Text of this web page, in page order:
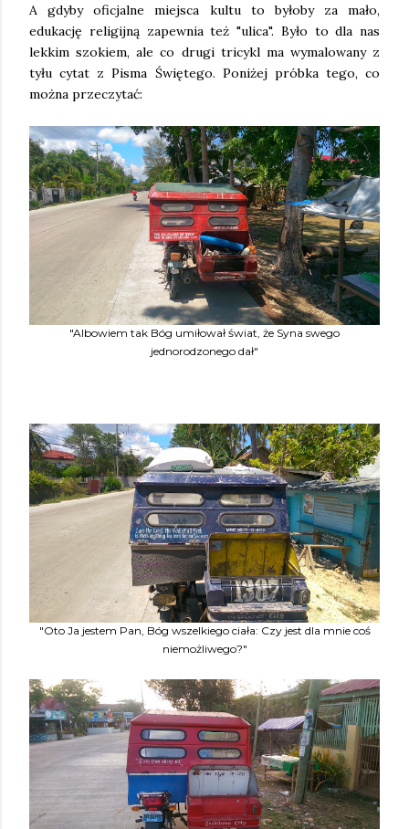
A gdyby oficjalne miejsca kultu to byłoby za mało,
edukację religijną zapewnia też "ulica". Było to dla nas
lekkim szokiem, ale co drugi tricykl ma wymalowany z
tyłu cytat z Pisma Świętego. Poniżej próbka tego, co
można przeczytać:
"Albowiem tak Bóg umiłował świat, że Syna swego
jednorodzonego dał"
"Oto Ja jestem Pan, Bóg wszelkiego ciała: Czy jest dla mnie coś
niemożliwego?"